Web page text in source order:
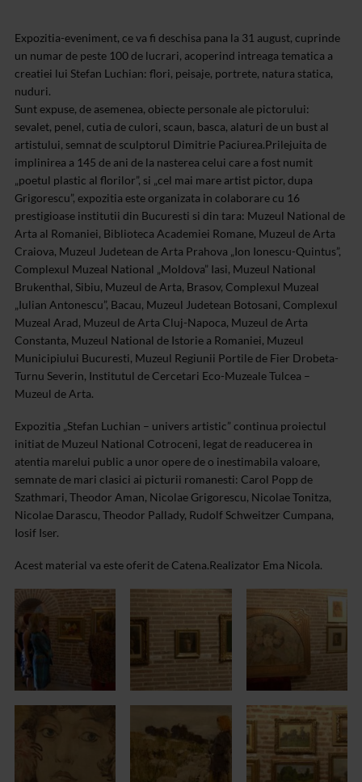
Expozitia-eveniment, ce va fi deschisa pana la 31 august, cuprinde
un numar de peste 100 de lucrari, acoperind intreaga tematica a
creatiei lui Stefan Luchian: flori, peisaje, portrete, natura statica,
nuduri.
Sunt expuse, de asemenea, obiecte personale ale pictorului:
sevalet, penel, cutia de culori, scaun, basca, alaturi de un bust al
artistului, semnat de sculptorul Dimitrie Paciurea.Prilejuita de
implinirea a 145 de ani de la nasterea celui care a fost numit
„poetul plastic al florilor”, si „cel mai mare artist pictor, dupa
Grigorescu”, expozitia este organizata in colaborare cu 16
prestigioase institutii din Bucuresti si din tara: Muzeul National de
Arta al Romaniei, Biblioteca Academiei Romane, Muzeul de Arta
Craiova, Muzeul Judetean de Arta Prahova „Ion Ionescu-Quintus”,
Complexul Muzeal National „Moldova” Iasi, Muzeul National
Brukenthal, Sibiu, Muzeul de Arta, Brasov, Complexul Muzeal
„Iulian Antonescu”, Bacau, Muzeul Judetean Botosani, Complexul
Muzeal Arad, Muzeul de Arta Cluj-Napoca, Muzeul de Arta
Constanta, Muzeul National de Istorie a Romaniei, Muzeul
Municipiului Bucuresti, Muzeul Regiunii Portile de Fier Drobeta-
Turnu Severin, Institutul de Cercetari Eco-Muzeale Tulcea –
Muzeul de Arta.
Expozitia „Stefan Luchian – univers artistic” continua proiectul
initiat de Muzeul National Cotroceni, legat de readucerea in
atentia marelui public a unor opere de o inestimabila valoare,
semnate de mari clasici ai picturii romanesti: Carol Popp de
Szathmari, Theodor Aman, Nicolae Grigorescu, Nicolae Tonitza,
Nicolae Darascu, Theodor Pallady, Rudolf Schweitzer Cumpana,
Iosif Iser.
Acest material va este oferit de Catena.Realizator Ema Nicola.